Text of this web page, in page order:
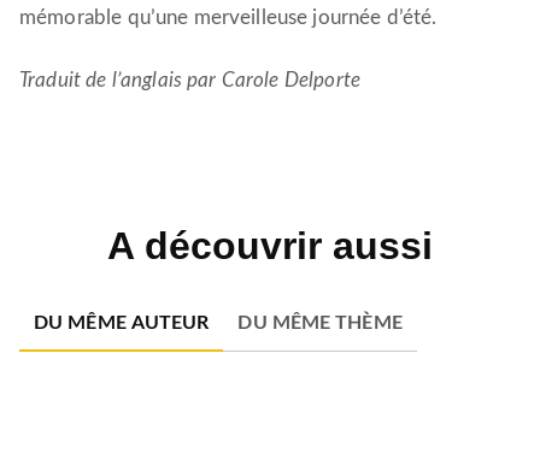
mémorable qu’une merveilleuse journée d’été.
Traduit de l’anglais par Carole Delporte
A découvrir aussi
DU MÊME AUTEUR DU MÊME THÈME